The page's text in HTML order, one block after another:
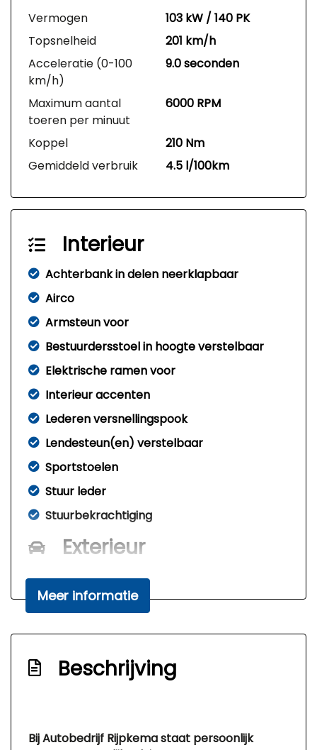
Vermogen
103 kW / 140 PK
Topsnelheid
201 km/h
Acceleratie (0-100
km/h)
9.0 seconden
Maximum aantal
toeren per minuut
6000 RPM
Koppel
210 Nm
Gemiddeld verbruik
4.5 l/100km
Interieur
Achterbank in delen neerklapbaar
Airco
Armsteun voor
Bestuurdersstoel in hoogte verstelbaar
Elektrische ramen voor
Interieur accenten
Lederen versnellingspook
Lendesteun(en) verstelbaar
Sportstoelen
Stuur leder
Stuurbekrachtiging
Exterieur
Achterspoiler
Afst. bed. voor centr. deurvergr
verwarmbaar
Lichtmetalen velgen 16"
Meer informatie
Beschrijving
Bij Autobedrijf Rijpkema staat persoonlijk